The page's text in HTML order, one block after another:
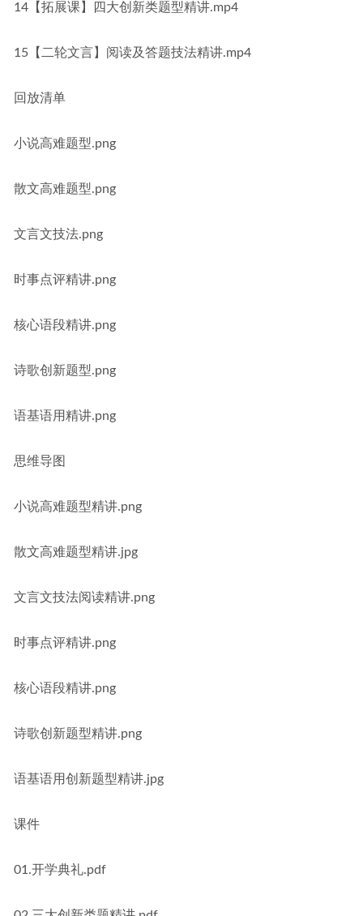
14【拓展课】四大创新类题型精讲.mp4
15【二轮文言】阅读及答题技法精讲.mp4
回放清单
小说高难题型.png
散文高难题型.png
文言文技法.png
时事点评精讲.png
核心语段精讲.png
诗歌创新题型.png
语基语用精讲.png
思维导图
小说高难题型精讲.png
散文高难题型精讲.jpg
文言文技法阅读精讲.png
时事点评精讲.png
核心语段精讲.png
诗歌创新题型精讲.png
语基语用创新题型精讲.jpg
课件
01.开学典礼.pdf